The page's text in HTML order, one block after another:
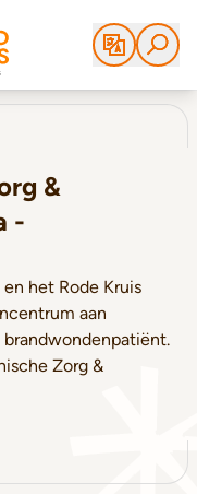
&
-
het Rode Kruis
aan
Zorg &